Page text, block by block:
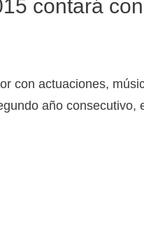
contará
con actuaciones,
año consecutivo,